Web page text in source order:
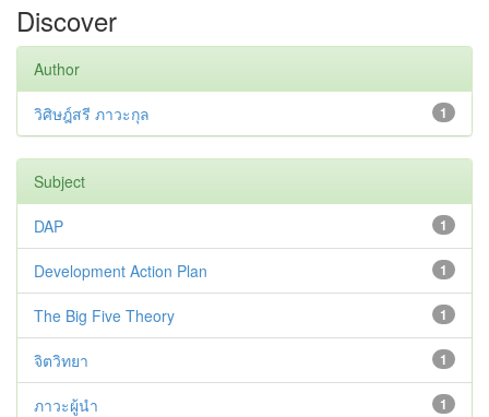
Discover
Author
1
วิศิษฎ์สรี ภาวะกุล
Subject
1
DAP
1
Development Action Plan
1
The Big Five Theory
1
จิตวิทยา
1
ภาวะผู้นำ